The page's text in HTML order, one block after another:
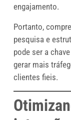
engajamento.
Portanto,
pesquisa e
pode ser a
gerar mais
clientes fieis.